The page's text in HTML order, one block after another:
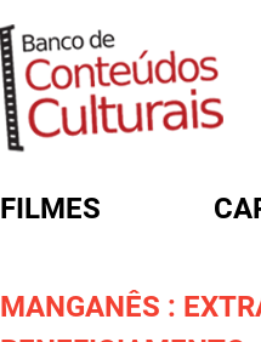
FILMES
MANGANÊS :